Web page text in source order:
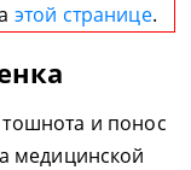
этой странице.
и понос
медицинской